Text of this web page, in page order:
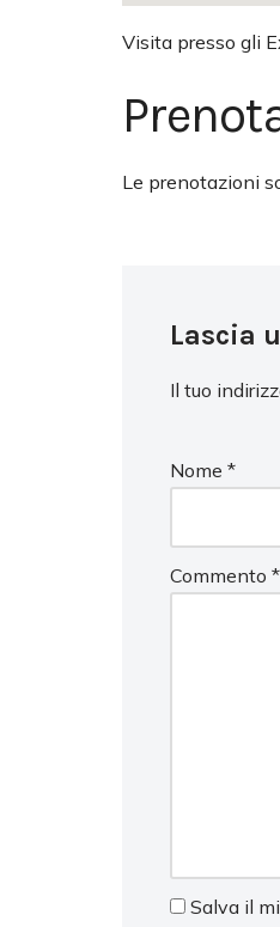
Visita presso gli
Le prenotazioni
Lascia
Il tuo
Nome *
Commento *
Salva il